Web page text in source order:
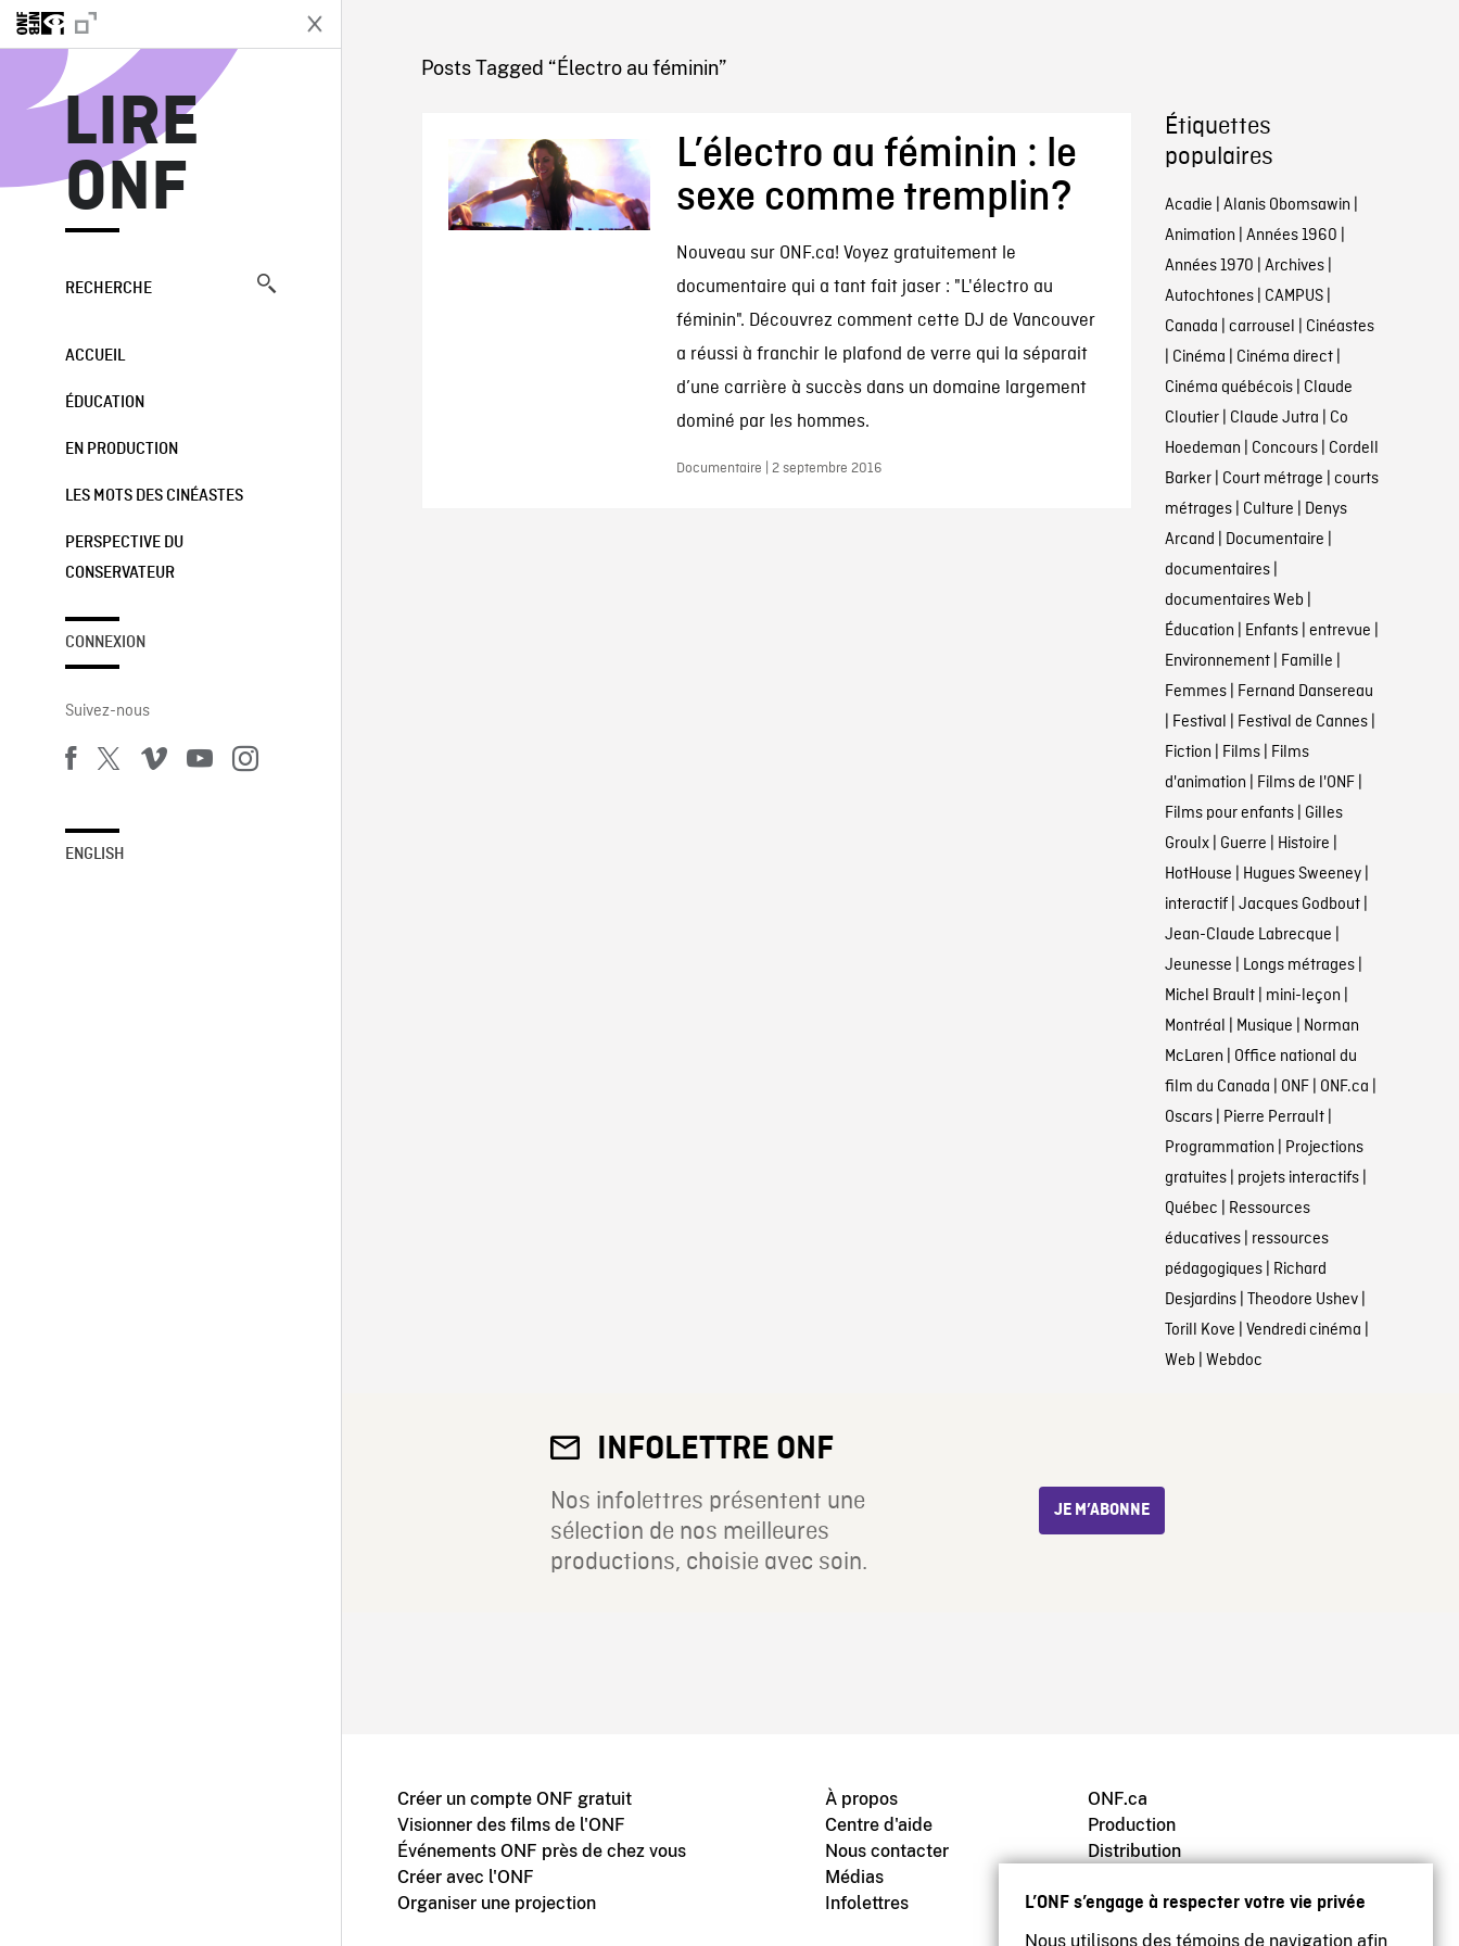
L’ONF s’engage à respecter votre vie privée
Nous utilisons des témoins de navigation afin
LIRE
ONF
RECHERCHE
ACCUEIL
ÉDUCATION
EN PRODUCTION
LES MOTS DES CINÉASTES
PERSPECTIVE DU
CONSERVATEUR
CONNEXION
Suivez-nous
ENGLISH
LIRE ONF
Posts Tagged “Électro au féminin”
L’électro au féminin : le
sexe comme tremplin?
Nouveau sur ONF.ca! Voyez gratuitement le
documentaire qui a tant fait jaser : "L'électro au
féminin". Découvrez comment cette DJ de Vancouver
a réussi à franchir le plafond de verre qui la séparait
d’une carrière à succès dans un domaine largement
dominé par les hommes.
Documentaire | 2 septembre 2016
Étiquettes
populaires
Acadie | Alanis Obomsawin |
Animation | Années 1960 |
Années 1970 | Archives|
Autochtones| CAMPUS|
Canada | carrousel | Cinéastes
| Cinéma | Cinéma direct|
Cinéma québécois| Claude
Cloutier| Claude Jutra | Co
Hoedeman | Concours| Cordell
Barker| Court métrage | courts
métrages| Culture | Denys
Arcand | Documentaire |
documentaires|
documentaires Web |
Éducation | Enfants| entrevue |
Environnement| Famille |
Femmes| Fernand Dansereau
| Festival | Festival de Cannes|
Fiction | Films| Films
d'animation | Films de l'ONF|
Films pour enfants| Gilles
Groulx| Guerre | Histoire |
HotHouse | Hugues Sweeney|
interactif| Jacques Godbout|
Jean-Claude Labrecque |
Jeunesse | Longs métrages|
Michel Brault| mini-leçon |
Montréal | Musique | Norman
McLaren | Office national du
film du Canada | ONF| ONF.ca |
Oscars| Pierre Perrault|
Programmation | Projections
gratuites| projets interactifs|
Québec | Ressources
éducatives| ressources
pédagogiques| Richard
Desjardins| Theodore Ushev|
Torill Kove | Vendredi cinéma |
Web | Webdoc
INFOLETTRE ONF
Nos infolettres présentent une
sélection de nos meilleures
productions, choisie avec soin.
JE M’ABONNE
Créer un compte ONF gratuit
Visionner des films de l'ONF
Événements ONF près de chez vous
Créer avec l'ONF
Organiser une projection
À propos
Centre d'aide
Nous contacter
Médias
Infolettres
ONF.ca
Production
Distribution
Archives